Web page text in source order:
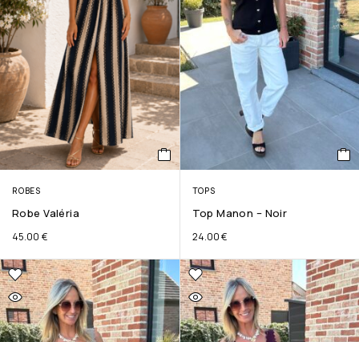
ROBES
Robe Valéria
45.00 €
TOPS
Top Manon – Noir
24.00€